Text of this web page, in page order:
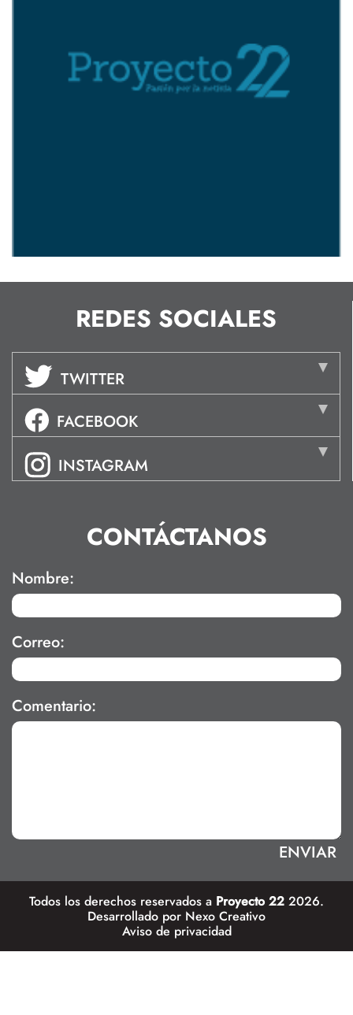
REDES SOCIALES
TWITTER
FACEBOOK
INSTAGRAM
CONTÁCTANOS
Nombre:
Correo:
Comentario:
Todos los derechos reservados a Proyecto 22 2026.
Desarrollado por Nexo Creativo
Aviso de privacidad